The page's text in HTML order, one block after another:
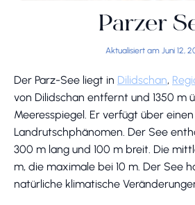
Parzer
Aktualisiert am Juni 12,
Der Parz-See liegt in Dilidschan,
von Dilidschan entfernt und 1350 m
Meeresspiegel. Er verfügt über
Landrutschphänomen. Der See
300 m lang und 100 m breit. Die
m, die maximale bei 10 m. Der See
natürliche klimatische